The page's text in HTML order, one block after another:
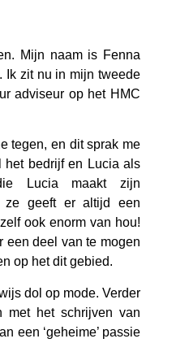
Mijn naam is Fenna
Ik zit nu in mijn tweede
adviseur op het HMC
tegen, en dit sprak me
bedrijf en Lucia als
Lucia maakt zijn
ze geeft er altijd een
ook enorm van hou!
een deel van te mogen
op het dit gebied.
dol op mode. Verder
met het schrijven van
een ‘geheime’ passie